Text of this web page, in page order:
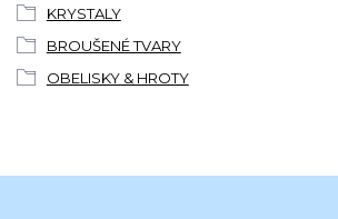
KRYSTALY
BROUŠENÉ TVARY
OBELISKY & HROTY